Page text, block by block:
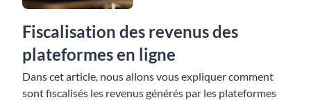
Fiscalisation des revenus des
plateformes en ligne
Dans cet article, nous allons vous expliquer comment
sont fiscalisés les revenus générés par les plateformes